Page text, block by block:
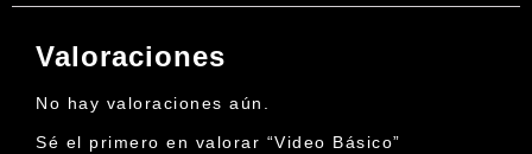
Valoraciones
No hay valoraciones aún.
Sé el primero en valorar “Video Básico”